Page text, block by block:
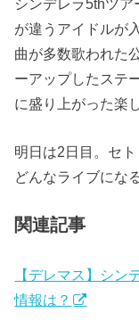
が違うアイドルが
曲が多数歌われた
ーアップしたステ
に盛り上がった楽
明日は2日目。セ
どんなライブにな
関連記事
【デレマス】シ
情報は？